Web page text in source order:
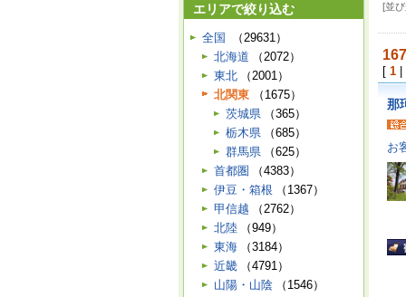
エリアで絞り込む
全国
（29631）
北海道
（2072）
東北
（2001）
北関東 （1675）
茨城県
（365）
栃木県
（685）
群馬県
（625）
首都圏
（4383）
伊豆・箱根
（1367）
甲信越
（2762）
北陸
（949）
東海
（3184）
近畿
（4791）
山陽・山陰
（1546）
[並
[ 1
那
お